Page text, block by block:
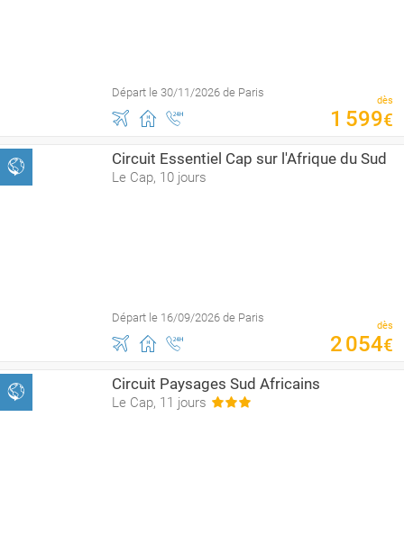
Départ le 30/11/2026 de Paris
dès
1 599€
Circuit Essentiel Cap sur l'Afrique du Sud
Le Cap, 10 jours
Départ le 16/09/2026 de Paris
dès
2054€
Circuit Paysages Sud Africains
Le Cap, 11 jours